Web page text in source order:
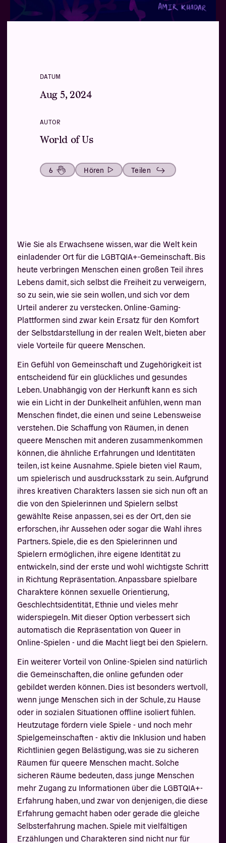
DATUM
Aug 5, 2024
AUTOR
World of Us
6 Hören Teilen
Wie Sie als Erwachsene wissen, war die Welt kein
einladender Ort für die LGBTQIA+-Gemeinschaft. Bis
heute verbringen Menschen einen großen Teil ihres
Lebens damit, sich selbst die Freiheit zu verweigern,
so zu sein, wie sie sein wollen, und sich vor dem
Urteil anderer zu verstecken. Online-Gaming-
Plattformen sind zwar kein Ersatz für den Komfort
der Selbstdarstellung in der realen Welt, bieten aber
viele Vorteile für queere Menschen.
Ein Gefühl von Gemeinschaft und Zugehörigkeit ist
entscheidend für ein glückliches und gesundes
Leben. Unabhängig von der Herkunft kann es sich
wie ein Licht in der Dunkelheit anfühlen, wenn man
Menschen findet, die einen und seine Lebensweise
verstehen. Die Schaffung von Räumen, in denen
queere Menschen mit anderen zusammenkommen
können, die ähnliche Erfahrungen und Identitäten
teilen, ist keine Ausnahme. Spiele bieten viel Raum,
um spielerisch und ausdrucksstark zu sein. Aufgrund
ihres kreativen Charakters lassen sie sich nun oft an
die von den Spielerinnen und Spielern selbst
gewählte Reise anpassen, sei es der Ort, den sie
erforschen, ihr Aussehen oder sogar die Wahl ihres
Partners. Spiele, die es den Spielerinnen und
Spielern ermöglichen, ihre eigene Identität zu
entwickeln, sind der erste und wohl wichtigste Schritt
in Richtung Repräsentation. Anpassbare spielbare
Charaktere können sexuelle Orientierung,
Geschlechtsidentität, Ethnie und vieles mehr
widerspiegeln. Mit dieser Option verbessert sich
automatisch die Repräsentation von Queer in
Online-Spielen - und die Macht liegt bei den Spielern.
Ein weiterer Vorteil von Online-Spielen sind natürlich
die Gemeinschaften, die online gefunden oder
gebildet werden können. Dies ist besonders wertvoll,
wenn junge Menschen sich in der Schule, zu Hause
oder in sozialen Situationen offline isoliert fühlen.
Heutzutage fördern viele Spiele - und noch mehr
Spielgemeinschaften - aktiv die Inklusion und haben
Richtlinien gegen Belästigung, was sie zu sicheren
Räumen für queere Menschen macht. Solche
sicheren Räume bedeuten, dass junge Menschen
mehr Zugang zu Informationen über die LGBTQIA+-
Erfahrung haben, und zwar von denjenigen, die diese
Erfahrung gemacht haben oder gerade die gleiche
Selbsterfahrung machen. Spiele mit vielfältigen
Erzählungen und Charakteren sind nicht nur für